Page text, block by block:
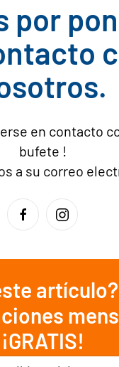
por
en contacto
bufete !
a su correo
¡GRATIS!